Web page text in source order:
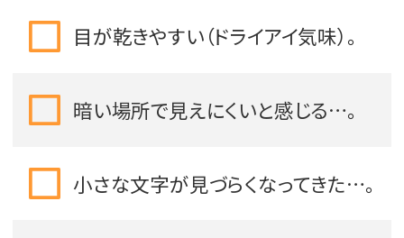
目が乾きやすい（ドライアイ気味）。
暗い場所で見えにくいと感じる…。
小さな文字が見づらくなってきた…。